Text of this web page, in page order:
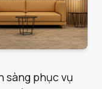
sàng phục vụ